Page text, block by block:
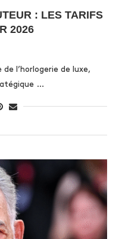
: LES TARIFS
2026
l’horlogerie de luxe,
…